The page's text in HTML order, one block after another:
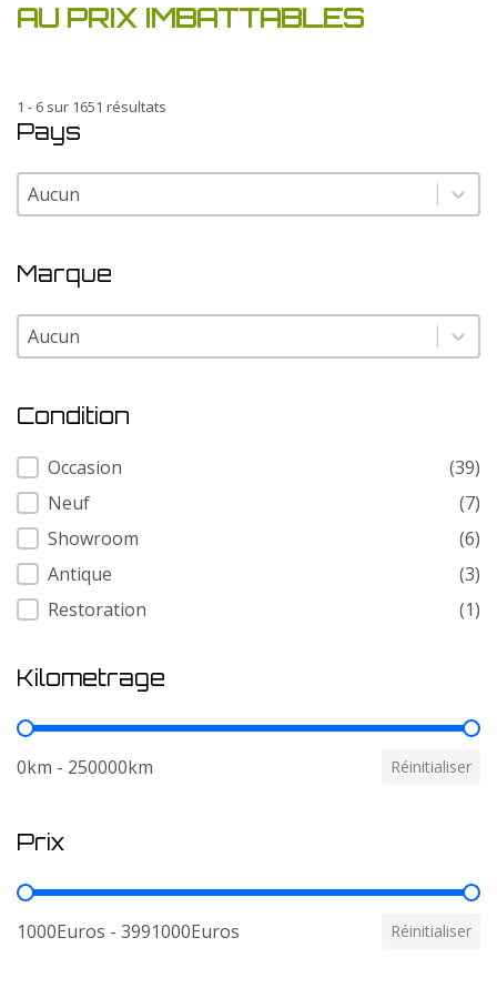
AU PRIX IMBATTABLES
1 - 6 sur 1651 résultats
Pays
Pays
Pays
Marque
Marque
Marque
Condition
Condition
Occasion
(39)
Neuf
(7)
Showroom
(6)
Antique
(3)
Restoration
(1)
Kilometrage
Kilometrage
0km - 250000km Réinitialiser
Prix
Prix
1000Euros - 3991000Euros Réinitialiser